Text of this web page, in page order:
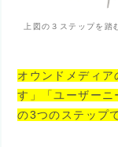
上図の３ステップを
オウンドメディ
す」「ユーザーニ
の3つのステップ